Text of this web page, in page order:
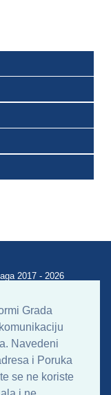
Grada
Navedeni
i Poruka
se ne koriste
2017 - 2026
Kontakt